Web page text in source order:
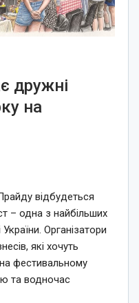
дружні
на
відбудеться
– одна з найбільших
Організатори
які хочуть
фестивальному
та водночас